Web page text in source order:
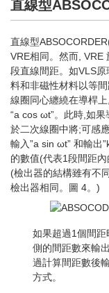
直線型
直線型
VRE相同。然而, VRE
段直線間距。如VLS
料和非磁性材料以等
線圈同心纏繞在導桿
“a cos ωt”。此時,如果
於二次線圈中將;可感
輸入”a sin ωt” 和輸出
的數值(代表1段間距內
(檢出器的結構雖有不
檢出器相同。圖 4。)
如果超過1個間
側的間距數來輸
過計算間距數後
方式。